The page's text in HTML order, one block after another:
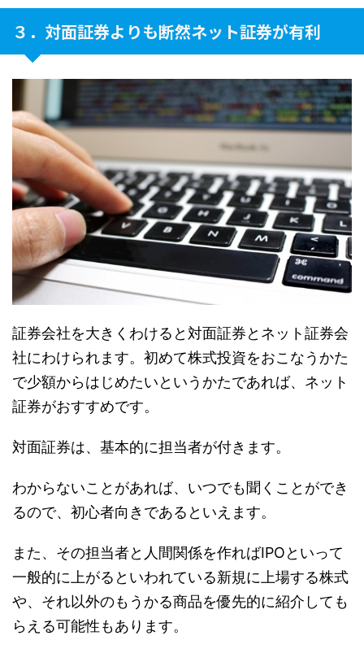
３．対面証券よりも断然ネット証券が有利
証券会社を大きくわけると対面証券とネット証券会
社にわけられます。 初めて株式投資をおこなうかた
で少額からはじめたいというかたであれば、ネット
証券がおすすめです。
対面証券は、基本的に担当者が付きます。
わからないことがあれば、いつでも聞くことができ
るので、初心者向きであるといえます。
また、その担当者と人間関係を作ればIPOといって
一般的に上がるといわれている新規に上場する株式
や、それ以外のもうかる商品を優先的に紹介しても
らえる可能性もあります。